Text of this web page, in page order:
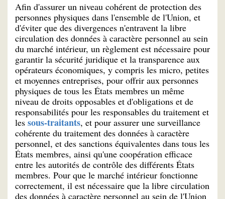
Afin d'assurer un niveau cohérent de protection des
personnes physiques dans l'ensemble de l'Union, et
d'éviter que des divergences n'entravent la libre
circulation des données à caractère personnel au sein
du marché intérieur, un règlement est nécessaire pour
garantir la sécurité juridique et la transparence aux
opérateurs économiques, y compris les micro, petites
et moyennes entreprises, pour offrir aux personnes
physiques de tous les États membres un même
niveau de droits opposables et d'obligations et de
responsabilités pour les responsables du traitement et
les sous-traitants, et pour assurer une surveillance
cohérente du traitement des données à caractère
personnel, et des sanctions équivalentes dans tous les
États membres, ainsi qu'une coopération efficace
entre les autorités de contrôle des différents États
membres. Pour que le marché intérieur fonctionne
correctement, il est nécessaire que la libre circulation
des données à caractère personnel au sein de l'Union